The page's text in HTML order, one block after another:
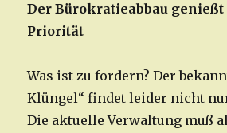
Der Bürokratieabbau genießt
Priorität
Was ist zu fordern? Der
Klüngel“ findet leider nicht
Die aktuelle Verwaltung muß